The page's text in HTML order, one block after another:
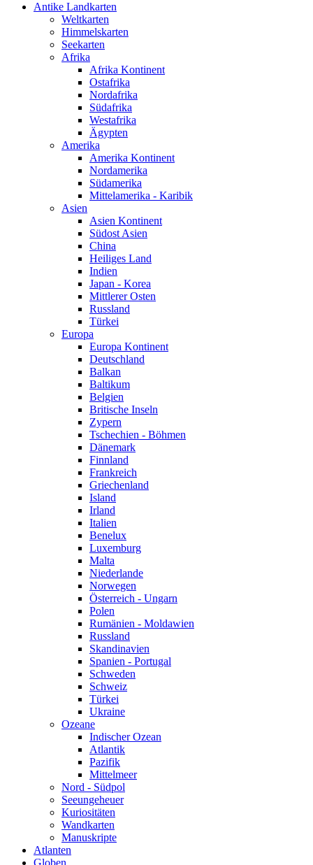
Antike Landkarten
Weltkarten
Himmelskarten
Seekarten
Afrika
Afrika Kontinent
Ostafrika
Nordafrika
Südafrika
Westafrika
Ägypten
Amerika
Amerika Kontinent
Nordamerika
Südamerika
Mittelamerika - Karibik
Asien
Asien Kontinent
Südost Asien
China
Heiliges Land
Indien
Japan - Korea
Mittlerer Osten
Russland
Türkei
Europa
Europa Kontinent
Deutschland
Balkan
Baltikum
Belgien
Britische Inseln
Zypern
Tschechien - Böhmen
Dänemark
Finnland
Frankreich
Griechenland
Island
Irland
Italien
Benelux
Luxemburg
Malta
Niederlande
Norwegen
Österreich - Ungarn
Polen
Rumänien - Moldawien
Russland
Skandinavien
Spanien - Portugal
Schweden
Schweiz
Türkei
Ukraine
Ozeane
Indischer Ozean
Atlantik
Pazifik
Mittelmeer
Nord - Südpol
Seeungeheuer
Kuriositäten
Wandkarten
Manuskripte
Atlanten
Globen